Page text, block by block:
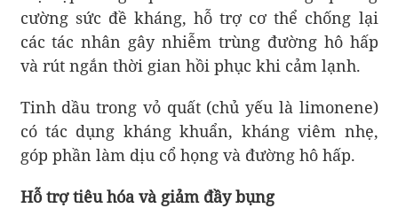
cường sức đề kháng, hỗ trợ cơ thể chống lại
các tác nhân gây nhiễm trùng đường hô hấp
và rút ngắn thời gian hồi phục khi cảm lạnh.
Tinh dầu trong vỏ quất (chủ yếu là limonene)
có tác dụng kháng khuẩn, kháng viêm nhẹ,
góp phần làm dịu cổ họng và đường hô hấp.
Hỗ trợ tiêu hóa và giảm đầy bụng